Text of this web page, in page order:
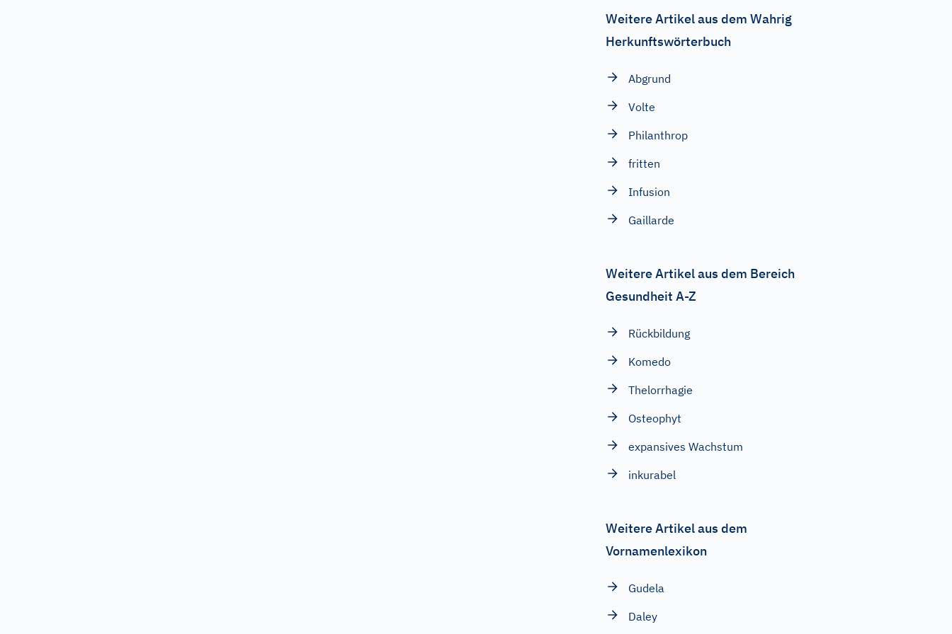
Weitere Artikel aus dem Wahrig
Herkunftswörterbuch
Abgrund
Volte
Philanthrop
fritten
Infusion
Gaillarde
Weitere Artikel aus dem Bereich
Gesundheit A-Z
Rückbildung
Komedo
Thelorrhagie
Osteophyt
expansives Wachstum
inkurabel
Weitere Artikel aus dem
Vornamenlexikon
Gudela
Daley